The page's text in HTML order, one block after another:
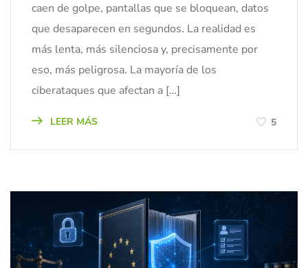
caen de golpe, pantallas que se bloquean, datos
que desaparecen en segundos. La realidad es
más lenta, más silenciosa y, precisamente por
eso, más peligrosa. La mayoría de los
ciberataques que afectan a […]
LEER MÁS 5